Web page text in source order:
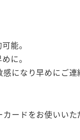
能。
に。
になり早めにご
ードをお使いいた